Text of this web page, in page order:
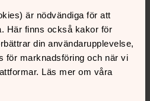
är nödvändiga för att
Här finns också kakor för
din användarupplevelse,
för marknadsföring och när vi
Läs mer om våra
på sidans